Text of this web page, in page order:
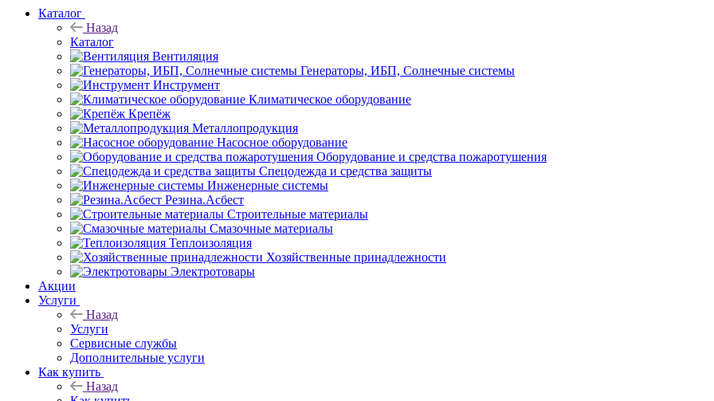
Каталог
Назад
Каталог
Вентиляция
Генераторы, ИБП, Солнечные системы
Инструмент
Климатическое оборудование
Крепёж
Металлопродукция
Насосное оборудование
Оборудование и средства пожаротушения
Спецодежда и средства защиты
Инженерные системы
Резина.Асбест
Строительные материалы
Смазочные материалы
Теплоизоляция
Хозяйственные принадлежности
Электротовары
Акции
Услуги
Назад
Услуги
Сервисные службы
Дополнительные услуги
Как купить
Назад